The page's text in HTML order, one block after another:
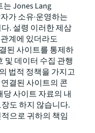
Jones Lang
가 소유·운영하는
. 설령 이러한 제삼
계에 있더라도
된 사이트를 통제하
및 데이터 수집 관행
법적 정책을 가지고
결된 사이트의 콘
사이트 자료의 내
도 하지 않습니다.
으로 귀하의 책임